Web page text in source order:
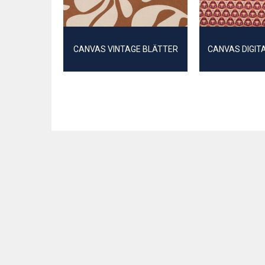
CANVAS VINTAGE BLÄTTER CANVAS